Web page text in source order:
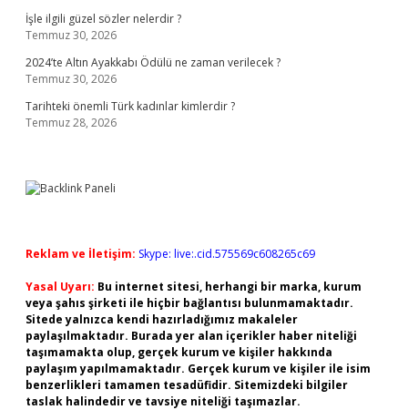
İşle ilgili güzel sözler nelerdir ?
Temmuz 30, 2026
2024’te Altın Ayakkabı Ödülü ne zaman verilecek ?
Temmuz 30, 2026
Tarihteki önemli Türk kadınlar kimlerdir ?
Temmuz 28, 2026
Reklam ve İletişim: Skype: live:.cid.575569c608265c69
Yasal Uyarı: Bu internet sitesi, herhangi bir marka, kurum
veya şahıs şirketi ile hiçbir bağlantısı bulunmamaktadır.
Sitede yalnızca kendi hazırladığımız makaleler
paylaşılmaktadır. Burada yer alan içerikler haber niteliği
taşımamakta olup, gerçek kurum ve kişiler hakkında
paylaşım yapılmamaktadır. Gerçek kurum ve kişiler ile isim
benzerlikleri tamamen tesadüfidir. Sitemizdeki bilgiler
taslak halindedir ve tavsiye niteliği taşımazlar.